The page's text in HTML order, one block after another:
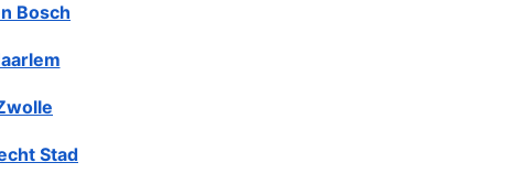
Bosch
Stad